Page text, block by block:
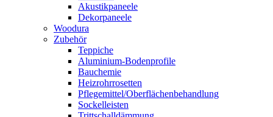
Akustikpaneele
Dekorpaneele
Woodura
Zubehör
Teppiche
Aluminium-Bodenprofile
Bauchemie
Heizrohrrosetten
Pflegemittel/Oberflächenbehandlung
Sockelleisten